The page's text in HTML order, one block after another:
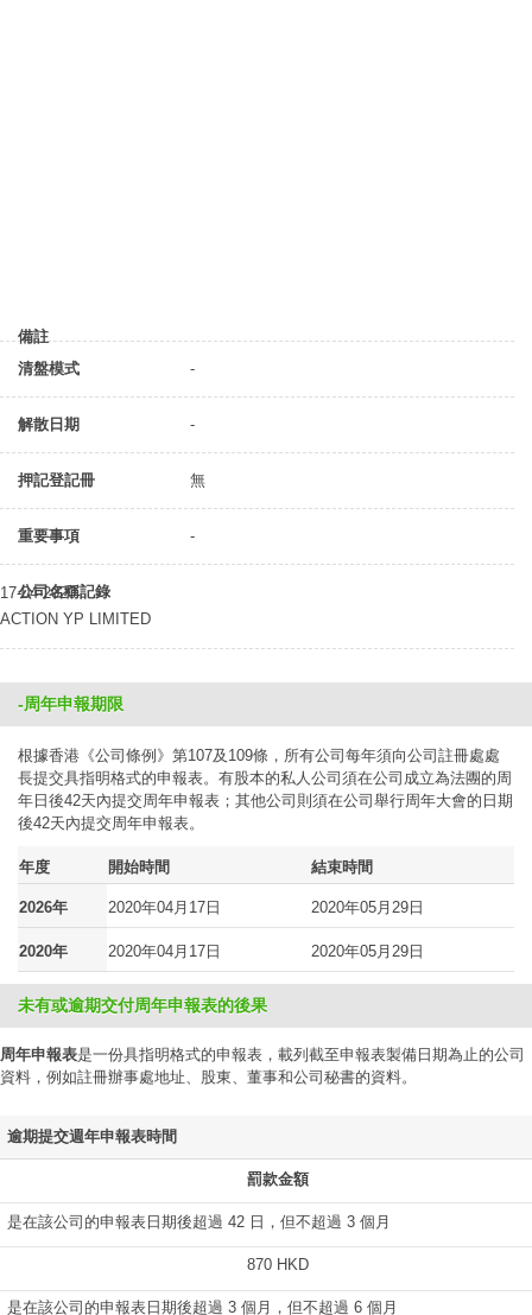
備註
清盤模式
-
解散日期 -
押記登記冊 無
重要事項 -
公司名稱記錄
17-04-2020
ACTION YP LIMITED
-周年申報期限
根據香港《公司條例》第107及109條，所有公司每年須向公司註冊處處
長提交具指明格式的申報表。有股本的私人公司須在公司成立為法團的周
年日後42天內提交周年申報表；其他公司則須在公司舉行周年大會的日期
後42天內提交周年申報表。
年度 開始時間 結束時間
2026年 2020年04月17日 2020年05月29日
2020年 2020年04月17日 2020年05月29日
未有或逾期交付周年申報表的後果
周年申報表是一份具指明格式的申報表，載列截至申報表製備日期為止的公司
資料，例如註冊辦事處地址、股東、董事和公司秘書的資料。
逾期提交週年申報表時間
罰款金額
是在該公司的申報表日期後超過 42 日，但不超過 3 個月
870 HKD
是在該公司的申報表日期後超過 3 個月，但不超過 6 個月